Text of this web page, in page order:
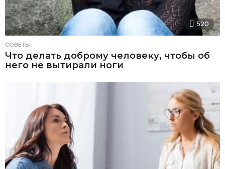
520
СОВЕТЫ
Что делать доброму человеку, чтобы об
него не вытирали ноги